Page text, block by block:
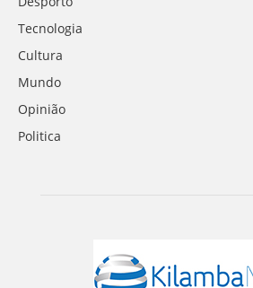
Tecnologia
Cultura
Mundo
Opinião
Politica